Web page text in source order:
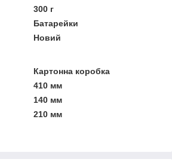
300 г
Батарейки
Новий
Картонна коробка
410 мм
140 мм
210 мм